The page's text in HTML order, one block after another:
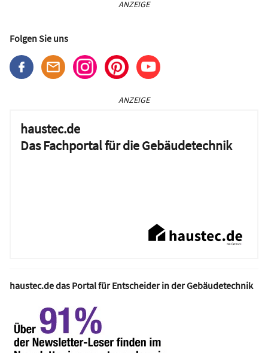
ANZEIGE
Folgen Sie uns
ANZEIGE
haustec.de
Das Fachportal für die Gebäudetechnik
haustec.de das Portal für Entscheider in der Gebäudetechnik